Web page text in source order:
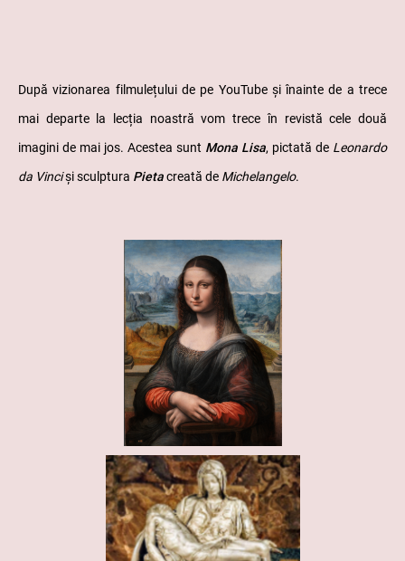
După vizionarea filmulețului de pe YouTube și înainte de a trece
mai departe la lecția noastră vom trece în revistă cele două
imagini de mai jos. Acestea sunt Mona Lisa, pictată de Leonardo
da Vinciși sculptura Pietacreată de Michelangelo.